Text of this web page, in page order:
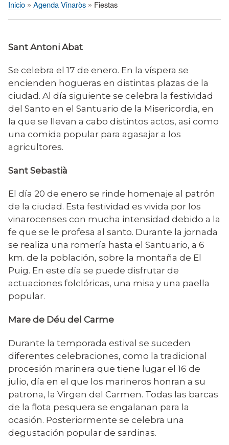
Sobrescribir
ayuda
a
navegación
Inicio Agenda Vinaròs Fiestas
Sant Antoni Abat
Se celebra el 17 de enero. En la víspera se
encienden hogueras en distintas plazas de la
ciudad. Al día siguiente se celebra la festividad
del Santo en el Santuario de la Misericordia, en
la que se llevan a cabo distintos actos, así como
una comida popular para agasajar a los
agricultores.
Sant Sebastià
El día 20 de enero se rinde homenaje al patrón
de la ciudad. Esta festividad es vivida por los
vinarocenses con mucha intensidad debido a la
fe que se le profesa al santo. Durante la jornada
se realiza una romería hasta el Santuario, a 6
km. de la población, sobre la montaña de El
Puig. En este día se puede disfrutar de
actuaciones folclóricas, una misa y una paella
popular.
Mare de Déu del Carme
Durante la temporada estival se suceden
diferentes celebraciones, como la tradicional
procesión marinera que tiene lugar el 16 de
julio, día en el que los marineros honran a su
patrona, la Virgen del Carmen. Todas las barcas
de la flota pesquera se engalanan para la
ocasión. Posteriormente se celebra una
degustación popular de sardinas.